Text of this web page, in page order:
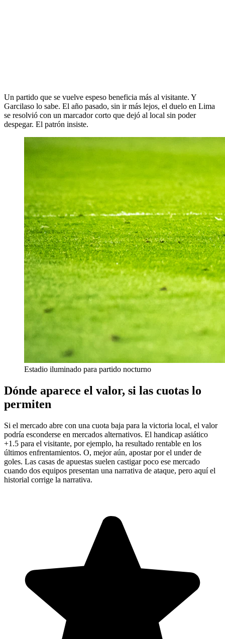
Un partido que se vuelve espeso beneficia más al visitante. Y
Garcilaso lo sabe. El año pasado, sin ir más lejos, el duelo en Lima
se resolvió con un marcador corto que dejó al local sin poder
despegar. El patrón insiste.
Estadio iluminado para partido nocturno
Dónde aparece el valor, si las cuotas lo
permiten
Si el mercado abre con una cuota baja para la victoria local, el valor
podría esconderse en mercados alternativos. El handicap asiático
+1.5 para el visitante, por ejemplo, ha resultado rentable en los
últimos enfrentamientos. O, mejor aún, apostar por el under de
goles. Las casas de apuestas suelen castigar poco ese mercado
cuando dos equipos presentan una narrativa de ataque, pero aquí el
historial corrige la narrativa.